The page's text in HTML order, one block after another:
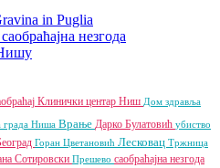
in Puglia
незгода
Клинички центар Ниш Дом здравља
града Ниша Врање Дарко Булатовић убиство
Горан Цветановић Лесковац Тржница
Сотировски Прешево саобраћајна незгода